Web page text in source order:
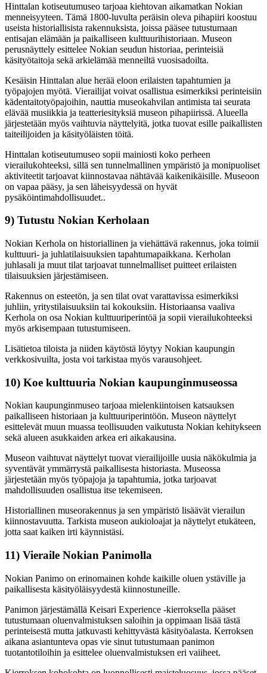
Hinttalan kotiseutumuseo tarjoaa kiehtovan aikamatkan Nokian
menneisyyteen. Tämä 1800-luvulta peräisin oleva pihapiiri koostuu
useista historiallisista rakennuksista, joissa pääsee tutustumaan
entisajan elämään ja paikalliseen kulttuurihistoriaan. Museon
perusnäyttely esittelee Nokian seudun historiaa, perinteisiä
käsityötaitoja sekä arkielämää menneiltä vuosisadoilta.
Kesäisin Hinttalan alue herää eloon erilaisten tapahtumien ja
työpajojen myötä. Vierailijat voivat osallistua esimerkiksi perinteisiin
kädentaitotyöpajoihin, nauttia museokahvilan antimista tai seurata
elävää musiikkia ja teatteriesityksiä museon pihapiirissä. Alueella
järjestetään myös vaihtuvia näyttelyitä, jotka tuovat esille paikallisten
taiteilijoiden ja käsityöläisten töitä.
Hinttalan kotiseutumuseo sopii mainiosti koko perheen
vierailukohteeksi, sillä sen tunnelmallinen ympäristö ja monipuoliset
aktiviteetit tarjoavat kiinnostavaa nähtävää kaikenikäisille. Museoon
on vapaa pääsy, ja sen läheisyydessä on hyvät
pysäköintimahdollisuudet..
9) Tutustu Nokian Kerholaan
Nokian Kerhola on historiallinen ja viehättävä rakennus, joka toimii
kulttuuri- ja juhlatilaisuuksien tapahtumapaikkana. Kerholan
juhlasali ja muut tilat tarjoavat tunnelmalliset puitteet erilaisten
tilaisuuksien järjestämiseen.
Rakennus on esteetön, ja sen tilat ovat varattavissa esimerkiksi
juhliin, yritystilaisuuksiin tai kokouksiin. Historiaansa vaaliva
Kerhola on osa Nokian kulttuuriperintöä ja sopii vierailukohteeksi
myös arkisempaan tutustumiseen.
Lisätietoa tiloista ja niiden käytöstä löytyy Nokian kaupungin
verkkosivuilta, josta voi tarkistaa myös varausohjeet.
10) Koe kulttuuria Nokian kaupunginmuseossa
Nokian kaupunginmuseo tarjoaa mielenkiintoisen katsauksen
paikalliseen historiaan ja kulttuuriperintöön. Museon näyttelyt
esittelevät muun muassa teollisuuden vaikutusta Nokian kehitykseen
sekä alueen asukkaiden arkea eri aikakausina.
Museon vaihtuvat näyttelyt tuovat vierailijoille uusia näkökulmia ja
syventävät ymmärrystä paikallisesta historiasta. Museossa
järjestetään myös työpajoja ja tapahtumia, jotka tarjoavat
mahdollisuuden osallistua itse tekemiseen.
Historiallinen museorakennus ja sen ympäristö lisäävät vierailun
kiinnostavuutta. Tarkista museon aukioloajat ja näyttelyt etukäteen,
jotta saat kaiken irti käynnistäsi.
11) Vieraile Nokian Panimolla
Nokian Panimo on erinomainen kohde kaikille oluen ystäville ja
paikallisesta käsityöläisyydestä kiinnostuneille.
Panimon järjestämällä Keisari Experience -kierroksella pääset
tutustumaan oluenvalmistuksen saloihin ja oppimaan lisää tästä
perinteisestä mutta jatkuvasti kehittyvästä käsityöalasta. Kerroksen
aikana asiantunteva opas vie sinut tutustumaan panimon
tuotantotiloihin ja esittelee oluenvalmistuksen eri vaiiheet.